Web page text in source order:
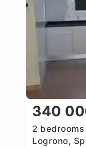
340
2
Logrono,